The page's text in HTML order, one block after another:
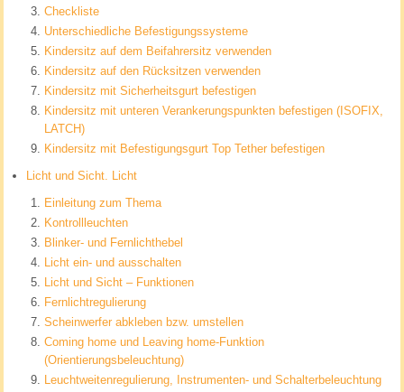
Checkliste
Unterschiedliche Befestigungssysteme
Kindersitz auf dem Beifahrersitz verwenden
Kindersitz auf den Rücksitzen verwenden
Kindersitz mit Sicherheitsgurt befestigen
Kindersitz mit unteren Verankerungspunkten befestigen (ISOFIX,
LATCH)
Kindersitz mit Befestigungsgurt Top Tether befestigen
Licht und Sicht. Licht
Einleitung zum Thema
Kontrollleuchten
Blinker- und Fernlichthebel
Licht ein- und ausschalten
Licht und Sicht – Funktionen
Fernlichtregulierung
Scheinwerfer abkleben bzw. umstellen
Coming home und Leaving home-Funktion
(Orientierungsbeleuchtung)
Leuchtweitenregulierung, Instrumenten- und Schalterbeleuchtung